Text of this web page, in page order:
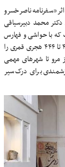
«سفرنامه ناصرخسرو
محمد دبیرسیاقی
که با حواشی و فهارس
دقیق، شرحی از سفر هفت‌ساله ناصرخسرو در سال‌های ۴۳۷ تا ۴۴۴ هجری قمری را
مرو تا شهرهای مهمی
برای درک سیر